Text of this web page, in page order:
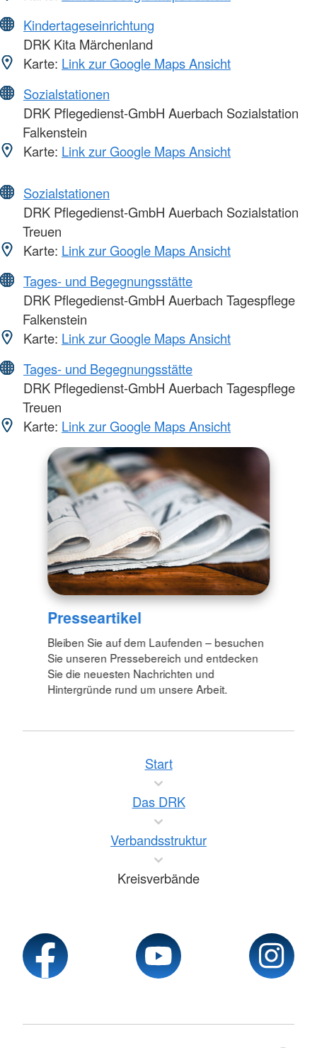
Kindertageseinrichtung
DRK Kita Märchenland
Karte: Link zur Google Maps Ansicht
Sozialstationen
DRK Pflegedienst-GmbH Auerbach Sozialstation
Falkenstein
Karte: Link zur Google Maps Ansicht
Sozialstationen
DRK Pflegedienst-GmbH Auerbach Sozialstation
Treuen
Karte: Link zur Google Maps Ansicht
Tages- und Begegnungsstätte
DRK Pflegedienst-GmbH Auerbach Tagespflege
Falkenstein
Karte: Link zur Google Maps Ansicht
Tages- und Begegnungsstätte
DRK Pflegedienst-GmbH Auerbach Tagespflege
Treuen
Karte: Link zur Google Maps Ansicht
Presseartikel
Bleiben Sie auf dem Laufenden – besuchen
Sie unseren Pressebereich und entdecken
Sie die neuesten Nachrichten und
Hintergründe rund um unsere Arbeit.
Start
Das DRK
Verbandsstruktur
Kreisverbände